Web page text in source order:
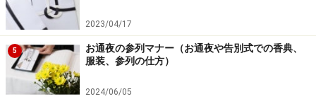
2023/04/17
5
お通夜の参列マナー（お通夜や告別式での香典、
服装、参列の仕方）
2024/06/05